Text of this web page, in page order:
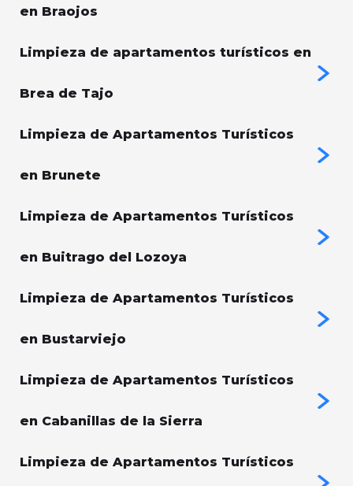
en Braojos
Limpieza de apartamentos turísticos en
Brea de Tajo
Limpieza de Apartamentos Turísticos
en Brunete
Limpieza de Apartamentos Turísticos
en Buitrago del Lozoya
Limpieza de Apartamentos Turísticos
en Bustarviejo
Limpieza de Apartamentos Turísticos
en Cabanillas de la Sierra
Limpieza de Apartamentos Turísticos